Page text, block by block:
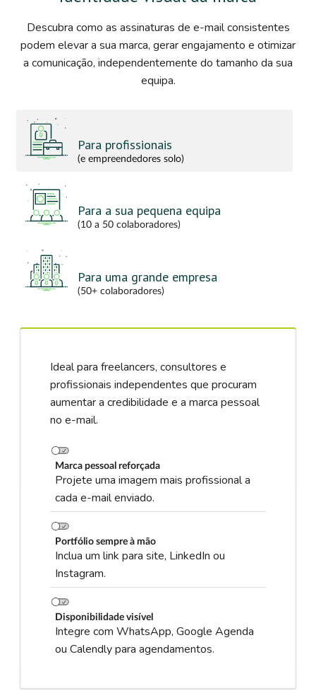
Descubra como as assinaturas de e-mail consistentes
podem elevar a sua marca, gerar engajamento e otimizar
a comunicação, independentemente do tamanho da sua
equipa.
Para profissionais
(e empreendedores solo)
Para a sua pequena equipa
(10 a 50 colaboradores)
Para uma grande empresa
(50+ colaboradores)
Ideal para freelancers, consultores e
profissionais independentes que procuram
aumentar a credibilidade e a marca pessoal
no e-mail.
Marca pessoal reforçada
Projete uma imagem mais profissional a
cada e-mail enviado.
Portfólio sempre à mão
Inclua um link para site, LinkedIn ou
Instagram.
Disponibilidade visível
Integre com WhatsApp, Google Agenda
ou Calendly para agendamentos.